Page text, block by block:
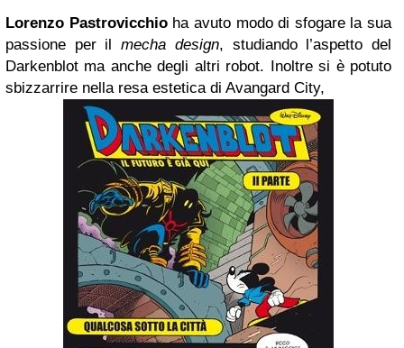
Lorenzo Pastrovicchioha avuto modo di sfogare la sua
passione per ilmecha design, studiando l’aspetto del
Darkenblot ma anche degli altri robot. Inoltre si è potuto
sbizzarrire nella resa estetica di Avangard City,